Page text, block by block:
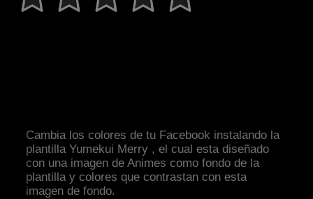
Cambia los colores de tu Facebook instalando la
plantilla Yumekui Merry , el cual esta diseñado
con una imagen de Animes como fondo de la
plantilla y colores que contrastan con esta
imagen de fondo.